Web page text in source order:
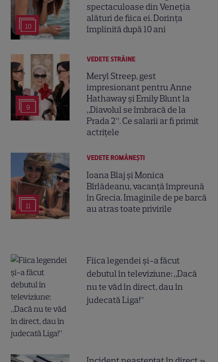
10
spectaculoase din Veneția
alături de fiica ei. Dorința
împlinită după 10 ani
9
VEDETE STRĂINE
Meryl Streep, gest
impresionant pentru Anne
Hathaway și Emily Blunt la
„Diavolul se îmbracă de la
Prada 2”. Ce salarii ar fi primit
actrițele
11
VEDETE ROMÂNEŞTI
Ioana Blaj și Monica
Bîrlădeanu, vacanță împreună
în Grecia. Imaginile de pe barcă
au atras toate privirile
Fiica legendei și-a făcut
debutul în televiziune: „Dacă
nu te văd în direct, dau în
judecată Liga!”